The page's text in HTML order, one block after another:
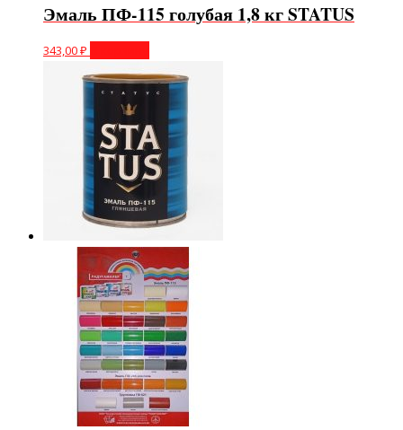
Эмаль ПФ-115 голубая 1,8 кг STATUS
343,00₽